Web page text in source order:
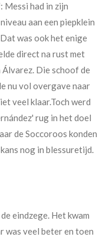
Messi had in zijn
aan een piepklein
was ookhet enige
direct na rust met
Die schoof de
nu vol overgave naar
veel klaar.Toch werd
rug in het doel
de Soccoroos konden
nog in blessuretijd.
eindzege. Het kwam
was veel beter en toen